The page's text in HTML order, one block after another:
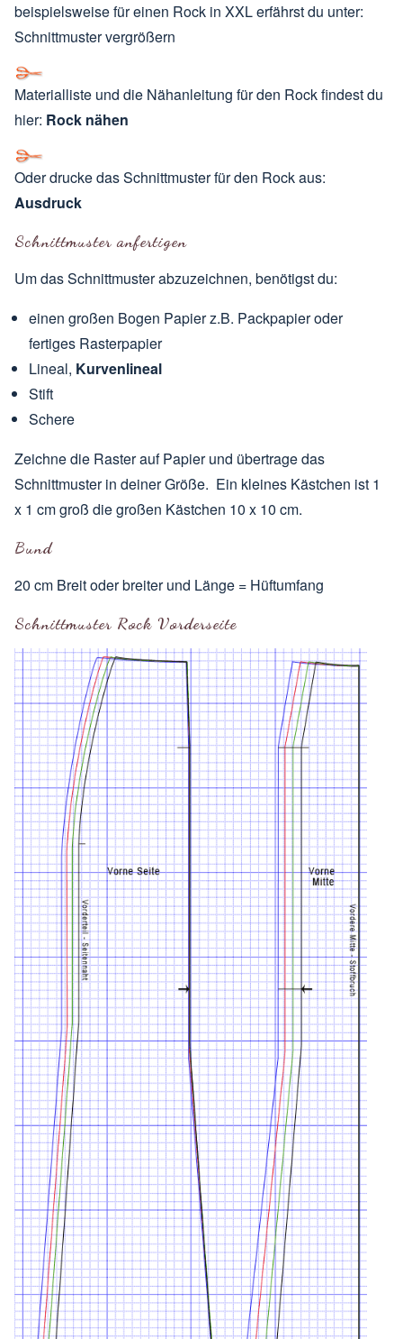
beispielsweise für einen Rock in XXL erfährst du unter:
Schnittmuster vergrößern
Materialliste und die Nähanleitung für den Rock findest du
hier: Rock nähen
Oder drucke das Schnittmuster für den Rock aus:
Ausdruck
Schnittmuster anfertigen
Um das Schnittmuster abzuzeichnen, benötigst du:
einen großen Bogen Papier z.B. Packpapier oder
fertiges Rasterpapier
Lineal, Kurvenlineal
Stift
Schere
Zeichne die Raster auf Papier und übertrage das
Schnittmuster in deiner Größe. Ein kleines Kästchen ist 1
x 1 cm groß die großen Kästchen 10 x 10 cm.
Bund
20 cm Breit oder breiter und Länge = Hüftumfang
Schnittmuster Rock Vorderseite